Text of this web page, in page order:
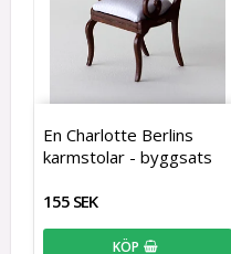
En Charlotte Berlins
karmstolar - byggsats
155 SEK
KÖP